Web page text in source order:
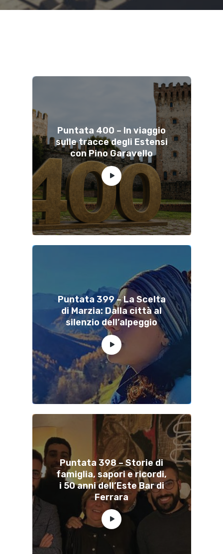
Puntata 400 – In viaggio
sulle tracce degli Estensi
con Pino Garavello
Puntata 399 – La Scelta
di Marzia: Dalla città al
silenzio dell’alpeggio
Puntata 398 – Storie di
famiglia, sapori e ricordi,
i 50 anni dell’Este Bar di
Ferrara